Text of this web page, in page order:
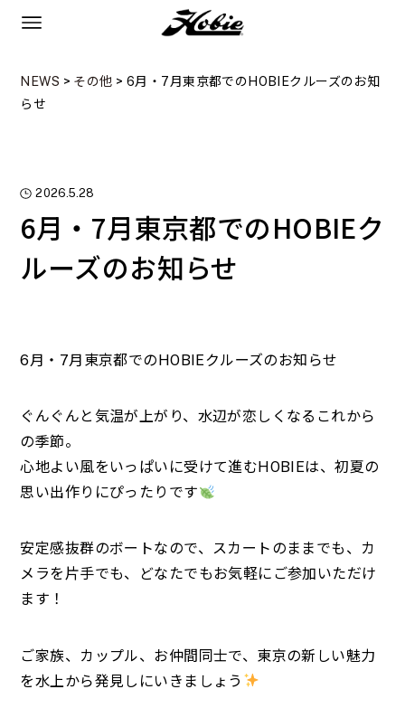
NEWS > その他 > 6月・7月東京都でのHOBIEクルーズのお知
らせ
2026.5.28
6月・7月東京都でのHOBIEク
ルーズのお知らせ
6月・7月東京都でのHOBIEクルーズのお知らせ
ぐんぐんと気温が上がり、水辺が恋しくなるこれから
の季節。
心地よい風をいっぱいに受けて進むHOBIEは、初夏の
思い出作りにぴったりです
安定感抜群のボートなので、スカートのままでも、カ
メラを片手でも、どなたでもお気軽にご参加いただけ
ます！
ご家族、カップル、お仲間同士で、東京の新しい魅力
を水上から発見しにいきましょう